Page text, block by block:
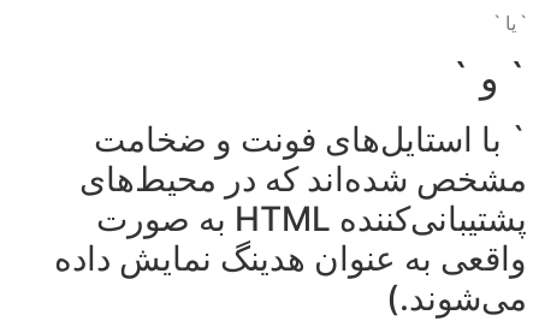
` یا `
` و `
` با استایل‌های فونت و ضخامت
مشخص شده‌اند که در محیط‌های
پشتیبانی‌کننده HTML به صورت
واقعی به عنوان هدینگ نمایش داده
می‌شوند.)